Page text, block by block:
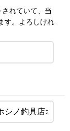
れていて、当
す。よろしけれ